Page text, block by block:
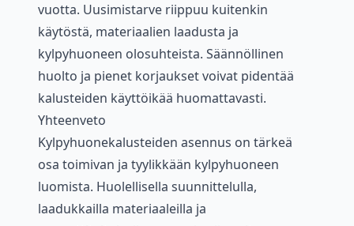
vuotta. Uusimistarve riippuu kuitenkin
käytöstä, materiaalien laadusta ja
kylpyhuoneen olosuhteista. Säännöllinen
huolto ja pienet korjaukset voivat pidentää
kalusteiden käyttöikää huomattavasti.
Yhteenveto
Kylpyhuonekalusteiden asennus on tärkeä
osa toimivan ja tyylikkään kylpyhuoneen
luomista. Huolellisella suunnittelulla,
laadukkailla materiaaleilla ja